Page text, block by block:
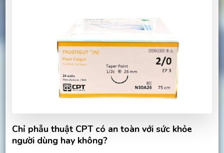
Chỉ phẫu thuật CPT có an toàn với sức khỏe
người dùng hay không?